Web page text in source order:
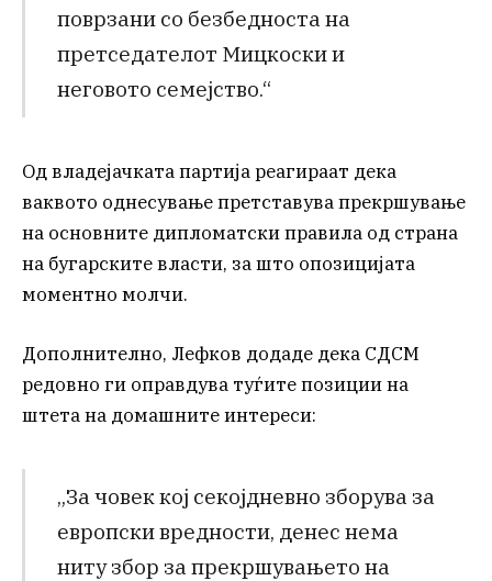
поврзани со безбедноста на
претседателот Мицкоски и
неговото семејство.“
Од владејачката партија реагираат дека
ваквото однесување претставува прекршување
на основните дипломатски правила од страна
на бугарските власти, за што опозицијата
моментно молчи.
Дополнително, Лефков додаде дека СДСМ
редовно ги оправдува туѓите позиции на
штета на домашните интереси:
„За човек кој секојдневно зборува за
европски вредности, денес нема
ниту збор за прекршувањето на